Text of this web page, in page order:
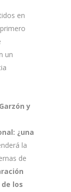
en
un
y
¿una
la
de
los